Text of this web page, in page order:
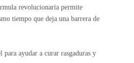
revolucionaria permite
tiempo que deja una barrera de
ayudar a curar rasgaduras y